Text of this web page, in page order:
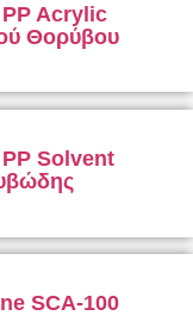
PP Acrylic
Θορύβου
PP Solvent
SCA-100